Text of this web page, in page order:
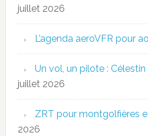
juillet 2026
L’agenda aeroVFR pour
Un vol, un pilote :
juillet 2026
ZRT pour montgolfières
2026